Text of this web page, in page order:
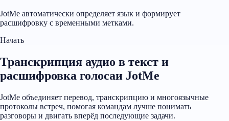
JotMe автоматически определяет язык и формирует
расшифровку с временными метками.
Начать
Транскрипция аудио в текст и
расшифровка голосаи JotMe
JotMe объединяет перевод, транскрипцию и многоязычные
протоколы встреч, помогая командам лучше понимать
разговоры и двигать вперёд последующие задачи.